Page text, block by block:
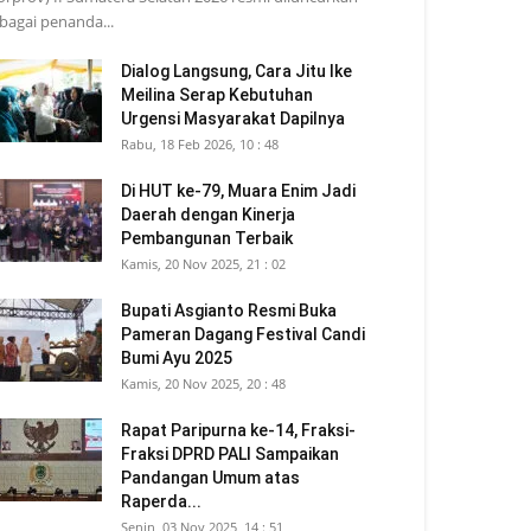
penanda...
Dialog Langsung, Cara Jitu Ike
Meilina Serap Kebutuhan
Urgensi Masyarakat Dapilnya
Rabu, 18 Feb 2026, 10 : 48
Di HUT ke-79, Muara Enim Jadi
Daerah dengan Kinerja
Pembangunan Terbaik
Kamis, 20 Nov 2025, 21 : 02
Bupati Asgianto Resmi Buka
Pameran Dagang Festival Candi
Bumi Ayu 2025
Kamis, 20 Nov 2025, 20 : 48
Rapat Paripurna ke-14, Fraksi-
Fraksi DPRD PALI Sampaikan
Pandangan Umum atas
Raperda...
Senin, 03 Nov 2025, 14 : 51